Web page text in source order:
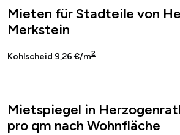
Mieten für Stadteile von
Merkstein
Kohlscheid 9,26 €/m2
Mietspiegel in
pro qm nach Wohnfläche